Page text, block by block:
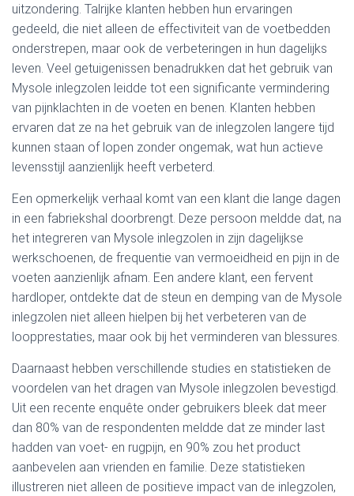
uitzondering. Talrijke klanten hebben hun ervaringen
gedeeld, die niet alleen de effectiviteit van de voetbedden
onderstrepen, maar ook de verbeteringen in hun dagelijks
leven. Veel getuigenissen benadrukken dat het gebruik van
Mysole inlegzolen leidde tot een significante vermindering
van pijnklachten in de voeten en benen. Klanten hebben
ervaren dat ze na het gebruik van de inlegzolen langere tijd
kunnen staan of lopen zonder ongemak, wat hun actieve
levensstijl aanzienlijk heeft verbeterd.
Een opmerkelijk verhaal komt van een klant die lange dagen
in een fabriekshal doorbrengt. Deze persoon meldde dat, na
het integreren van Mysole inlegzolen in zijn dagelijkse
werkschoenen, de frequentie van vermoeidheid en pijn in de
voeten aanzienlijk afnam. Een andere klant, een fervent
hardloper, ontdekte dat de steun en demping van de Mysole
inlegzolen niet alleen hielpen bij het verbeteren van de
loopprestaties, maar ook bij het verminderen van blessures.
Daarnaast hebben verschillende studies en statistieken de
voordelen van het dragen van Mysole inlegzolen bevestigd.
Uit een recente enquête onder gebruikers bleek dat meer
dan 80% van de respondenten meldde dat ze minder last
hadden van voet- en rugpijn, en 90% zou het product
aanbevelen aan vrienden en familie. Deze statistieken
illustreren niet alleen de positieve impact van de inlegzolen,